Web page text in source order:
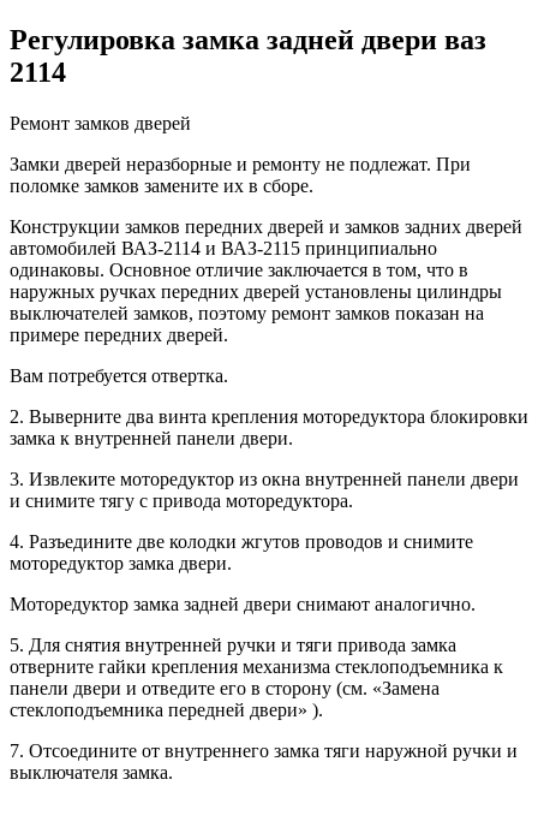
Регулировка замка задней двери ваз
2114
Ремонт замков дверей
Замки дверей неразборные и ремонту не подлежат. При
поломке замков замените их в сборе.
Конструкции замков передних дверей и замков задних дверей
автомобилей ВАЗ-2114 и ВАЗ-2115 принципиально
одинаковы. Основное отличие заключается в том, что в
наружных ручках передних дверей установлены цилиндры
выключателей замков, поэтому ремонт замков показан на
примере передних дверей.
Вам потребуется отвертка.
2. Выверните два винта крепления моторедуктора блокировки
замка к внутренней панели двери.
3. Извлеките моторедуктор из окна внутренней панели двери
и снимите тягу с привода моторедуктора.
4. Разъедините две колодки жгутов проводов и снимите
моторедуктор замка двери.
Моторедуктор замка задней двери снимают аналогично.
5. Для снятия внутренней ручки и тяги привода замка
отверните гайки крепления механизма стеклоподъемника к
панели двери и отведите его в сторону (см. «Замена
стеклоподъемника передней двери» ).
7. Отсоедините от внутреннего замка тяги наружной ручки и
выключателя замка.